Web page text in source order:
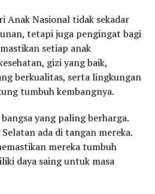
Anak Nasional tidak sekadar
tetapi juga pengingat bagi
setiap anak
gizi yang baik,
berkualitas, serta lingkungan
tumbuh kembangnya.
yang paling berharga.
ada di tangan mereka.
mereka tumbuh
daya saing untuk masa